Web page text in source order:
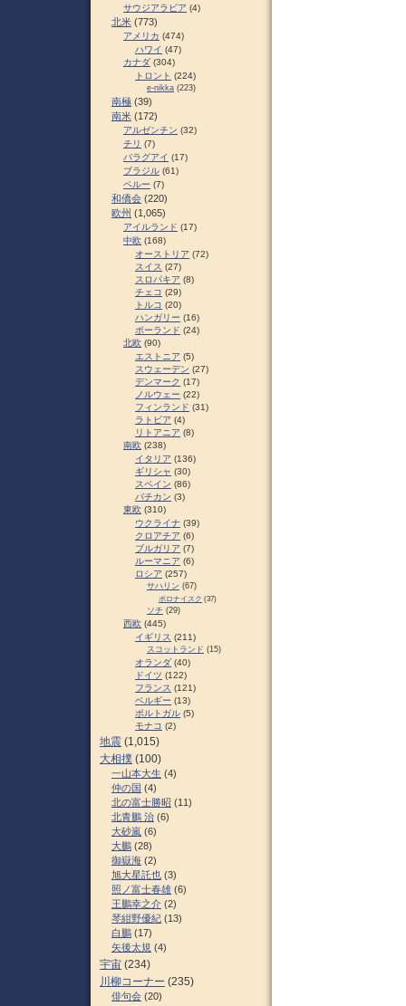
サウジアラビア (4)
北米 (773)
アメリカ (474)
ハワイ (47)
カナダ (304)
トロント (224)
e-nikka (223)
南極 (39)
南米 (172)
アルゼンチン (32)
チリ (7)
パラグアイ (17)
ブラジル (61)
ペルー (7)
和僑会 (220)
欧州 (1,065)
アイルランド (17)
中欧 (168)
オーストリア (72)
スイス (27)
スロパキア (8)
チェコ (29)
トルコ (20)
ハンガリー (16)
ポーランド (24)
北欧 (90)
エストニア (5)
スウェーデン (27)
デンマーク (17)
ノルウェー (22)
フィンランド (31)
ラトビア (4)
リトアニア (8)
南欧 (238)
イタリア (136)
ギリシャ (30)
スペイン (86)
バチカン (3)
東欧 (310)
ウクライナ (39)
クロアチア (6)
ブルガリア (7)
ルーマニア (6)
ロシア (257)
サハリン (67)
ポロナイスク (37)
ソチ (29)
西欧 (445)
イギリス (211)
スコットランド (15)
オランダ (40)
ドイツ (122)
フランス (121)
ベルギー (13)
ポルトガル (5)
モナコ (2)
地震 (1,015)
大相撲 (100)
一山本大生 (4)
仲の国 (4)
北の富士勝昭 (11)
北青鵬 治 (6)
大砂嵐 (6)
大鵬 (28)
御嶽海 (2)
旭大星託也 (3)
照ノ富士春雄 (6)
王鵬幸之介 (2)
琴紺野優紀 (13)
白鵬 (17)
矢後太規 (4)
宇宙 (234)
川柳コーナー (235)
俳句会 (20)